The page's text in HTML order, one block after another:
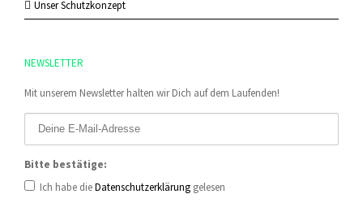
Unser Schutzkonzept
NEWSLETTER
Mit unserem Newsletter halten wir Dich auf dem Laufenden!
Bitte bestätige:
Ich habe dieDatenschutzerklärung gelesen